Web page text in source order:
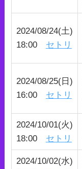
2024/08/24(土)
18:00 セトリ
2024/08/25(日)
16:00 セトリ
2024/10/01(火)
18:00 セトリ
2024/10/02(水)